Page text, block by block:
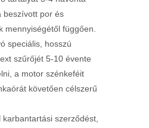
beszívott por és
mennyiségétől függően.
speciális, hosszú
szűrőjét 5-10 évente
a motor szénkeféit
követően célszerű
szerződést,